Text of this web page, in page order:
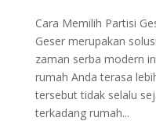
Cara Memilih Partisi
Geser merupakan
zaman serba modern
rumah Anda terasa
tersebut tidak selalu
terkadang rumah...